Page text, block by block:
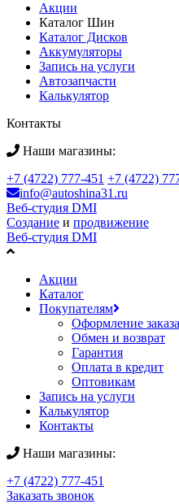
Акции
Каталог Шин
Каталог Дисков
Аккумуляторы
Запись на услуги
Автозапчасти
Калькулятор
Контакты
Наши магазины:
+7 (4722) 777-451 +7 (4722)
info@autoshina31.ru
Веб-студия DMI
Создание и продвижение
Веб-студия DMI
Акции
Каталог
Покупателям
Оформление заказа
Обмен и возврат
Гарантия
Оплата в кредит
Оптовикам
Запись на услуги
Калькулятор
Контакты
Наши магазины:
+7 (4722) 777-451
Заказать звонок